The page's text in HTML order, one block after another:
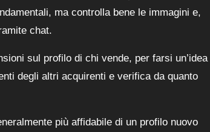
ma controlla bene le immagini e,
chat.
sul profilo di chi vende, per farsi un’idea
degli altri acquirenti e verifica da quanto
più affidabile di un profilo nuovo